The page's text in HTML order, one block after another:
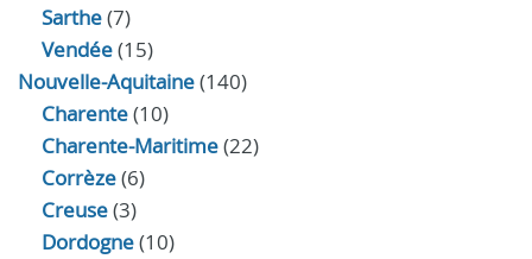
Sarthe(7)
Vendée(15)
Nouvelle-Aquitaine(140)
Charente(10)
Charente-Maritime(22)
Corrèze(6)
Creuse(3)
Dordogne(10)